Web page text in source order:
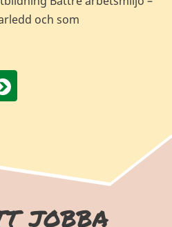
och som
jobba